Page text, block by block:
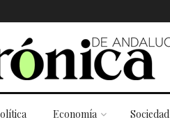
Economía Sociedad